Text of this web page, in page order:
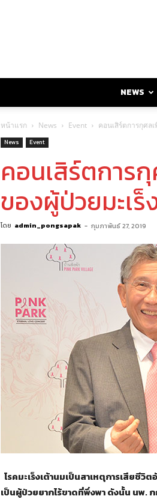
NEWS
หน้าแรก News Event คอนเสิร์ตการกุศล
News Event
คอนเสิร์ตการ
ของผู้ป่วยมะเร็
โดย admin_pongsapak - กุมภาพันธ์ 27, 2019
โรคมะเร็งเต้านมเป็นสาเหตุการเสียชี
เป็นผู้ป่วยยากไร้ขาดที่พึ่งพา ดังนั้น นพ.